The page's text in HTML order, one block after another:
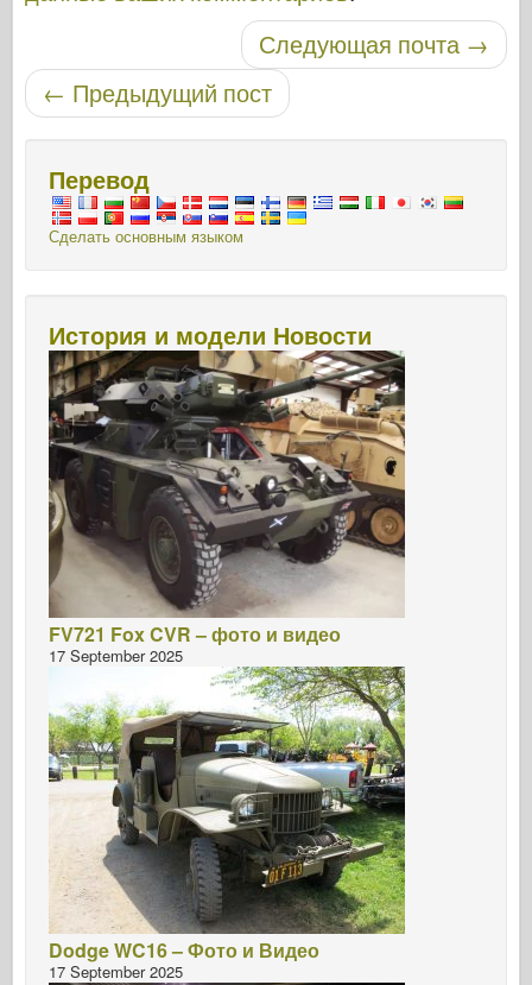
Навигация по записямСледующая почта →
← Предыдущий пост
Перевод
Сделать основным языком
История и модели Новости
FV721 Fox CVR – фото и видео
17 September 2025
Dodge WC16 – Фото и Видео
17 September 2025